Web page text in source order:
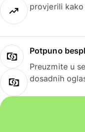
provjerili kako
Potpuno
Preuzmite u
dosadnih